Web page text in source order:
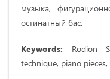
музыка,
остинатный бас.
Keywords: Rodion
technique, piano